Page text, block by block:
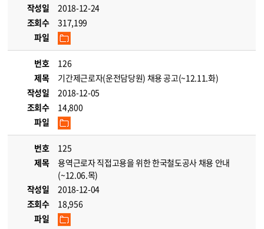
작성일
2018-12-24
조회수
317,199
파일
번호
126
제목
기간제근로자(운전담당원) 채용 공고(~12.11.화)
작성일
2018-12-05
조회수
14,800
파일
번호
125
제목
용역근로자 직접고용을 위한 한국철도공사 채용 안내
(~12.06.목)
작성일
2018-12-04
조회수
18,956
파일